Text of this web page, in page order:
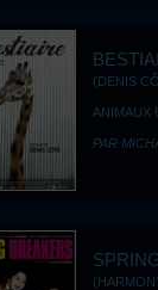
(DENIS
ANIMAUX
PAR